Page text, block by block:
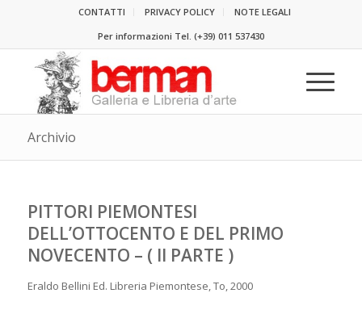
CONTATTI PRIVACY POLICY
NOTE LEGALI
Per informazioni Tel. (+39) 011 537430
Archivio
PITTORI PIEMONTESI
DELL’OTTOCENTO E DEL PRIMO
NOVECENTO – ( II PARTE )
Eraldo Bellini Ed. Libreria Piemontese, To, 2000